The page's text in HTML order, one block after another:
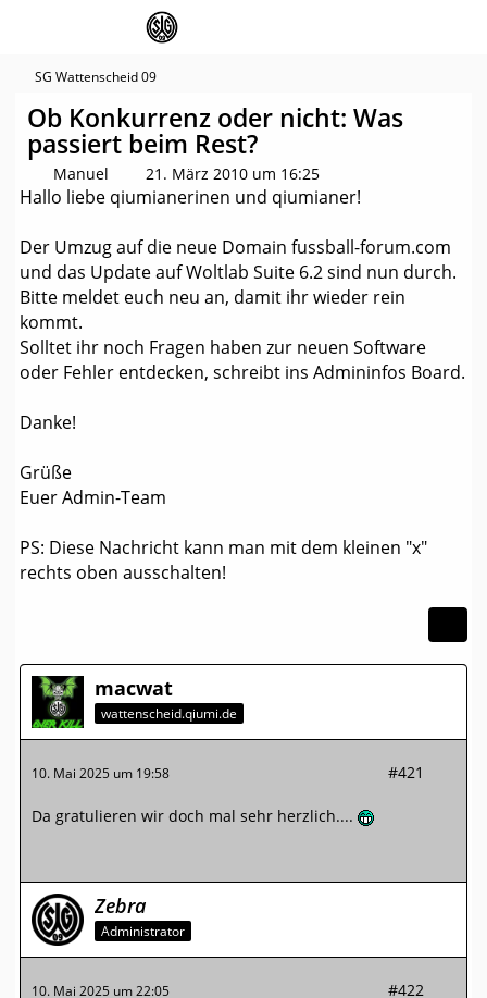
SG Wattenscheid 09
Ob Konkurrenz oder nicht: Was
passiert beim Rest?
Manuel 21. März 2010 um 16:25
Hallo liebe qiumianerinen und qiumianer!
Der Umzug auf die neue Domain fussball-forum.com
und das Update auf Woltlab Suite 6.2 sind nun durch.
Bitte meldet euch neu an, damit ihr wieder rein
kommt.
Solltet ihr noch Fragen haben zur neuen Software
oder Fehler entdecken, schreibt ins Admininfos Board.
Danke!
Grüße
Euer Admin-Team
PS: Diese Nachricht kann man mit dem kleinen "x"
rechts oben ausschalten!
macwat
wattenscheid.qiumi.de
10. Mai 2025 um 19:58 #421
Da gratulieren wir doch mal sehr herzlich....
Zebra
Administrator
10. Mai 2025 um 22:05 #422